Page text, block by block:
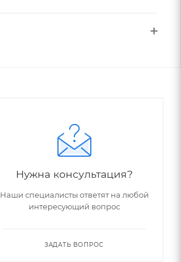
Номер
Нужна консультация?
Наши специалисты ответят на любой
интересующий вопрос
ЗАДАТЬ ВОПРОС